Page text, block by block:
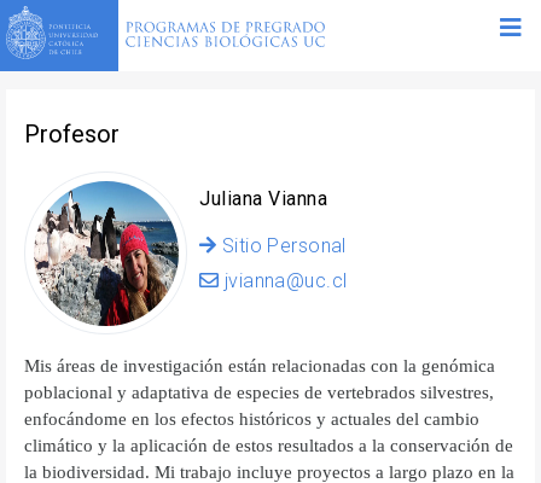
Profesor
Juliana Vianna
Sitio Personal
jvianna@uc.cl
Mis áreas de investigación están relacionadas con la genómica
poblacional y adaptativa de especies de vertebrados silvestres,
enfocándome en los efectos históricos y actuales del cambio
climático y la aplicación de estos resultados a la conservación de
la biodiversidad. Mi trabajo incluye proyectos a largo plazo en la